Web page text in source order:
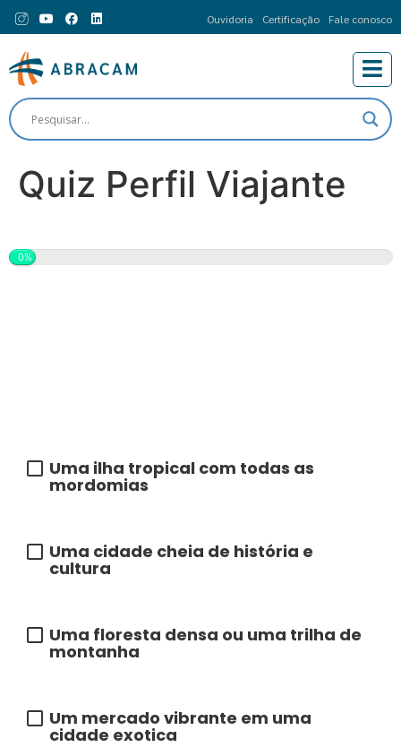
Ouvidoria Certificação Fale conosco
Quiz Perfil Viajante
0%
Uma ilha tropical com todas as
mordomias
Uma cidade cheia de história e
cultura
Uma floresta densa ou uma trilha de
montanha
Um mercado vibrante em uma
cidade exotica